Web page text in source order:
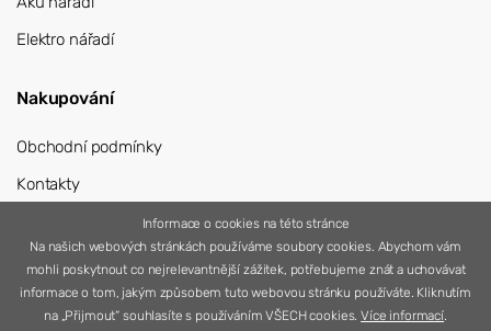
Elektro nářadí
Nakupování
Obchodní podmínky
Kontakty
Informace o cookies na této stránce
Na našich webových stránkách používáme soubory cookies. Abychom vám
mohli poskytnout co nejrelevantnější zážitek, potřebujeme znát a uchovávat
informace o tom, jakým způsobem tuto webovou stránku používáte. Kliknutím
na „Přijmout“ souhlasíte s používáním VŠECH cookies.Více informací.